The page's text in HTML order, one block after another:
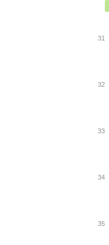
31
32
33
34
35